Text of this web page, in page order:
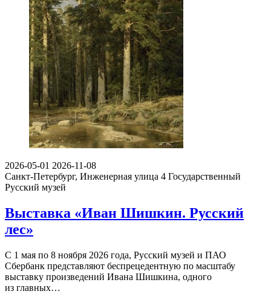
2026-05-01 2026-11-08
Санкт-Петербург, Инженерная улица 4 Государственный
Русский музей
Выставка «Иван Шишкин. Русский
лес»
С 1 мая по 8 ноября 2026 года, Русский музей и ПАО
Сбербанк представляют беспрецедентную по масштабу
выставку произведений Ивана Шишкина, одного
из главных…